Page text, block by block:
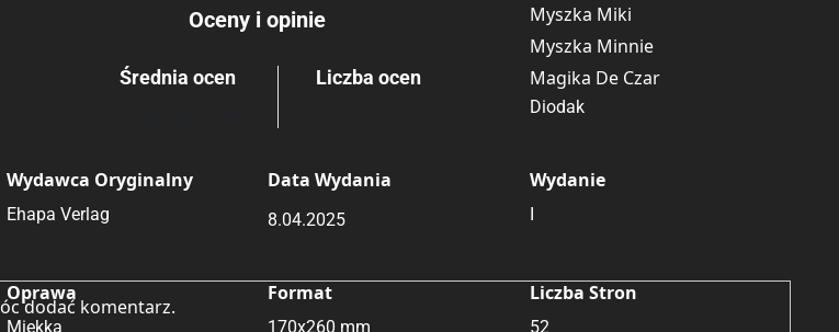
Myszka Miki
Myszka Minnie
Magika De Czar
Diodak
Wydawca Oryginalny
Ehapa Verlag
Data Wydania
8.04.2025
Wydanie
I
Oprawa
Miękka
Format
170x260 mm
Liczba Stron
52
Oceny i opinie
Średnia ocen Liczba ocen
dodać komentarz.